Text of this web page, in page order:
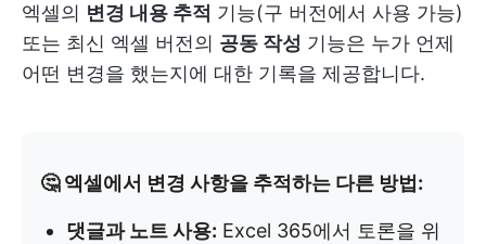
엑셀의 변경 내용 추적 기능(구 버전에서 사용 가능)
또는 최신 엑셀 버전의 공동 작성 기능은 누가 언제
어떤 변경을 했는지에 대한 기록을 제공합니다.
🤔 엑셀에서 변경 사항을 추적하는 다른 방법:
댓글과 노트 사용: Excel 365에서 토론을 위